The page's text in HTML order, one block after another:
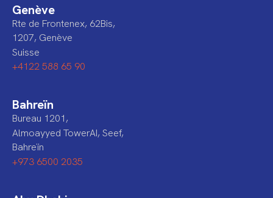
Genève
Rte de Frontenex, 62Bis,
1207, Genève
Suisse
+4122 588 65 90
Bahreïn
Bureau 1201,
Almoayyed TowerAI, Seef,
Bahreïn
+973 6500 2035